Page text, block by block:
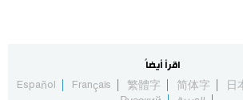
Русский
اقرأ أيضاً
日
简体字
繁體字
Français
Español